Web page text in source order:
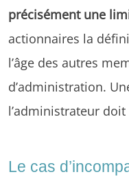
précisément une
actionnaires la
l’âge des autres
d’administration.
l’administrateur
Le cas